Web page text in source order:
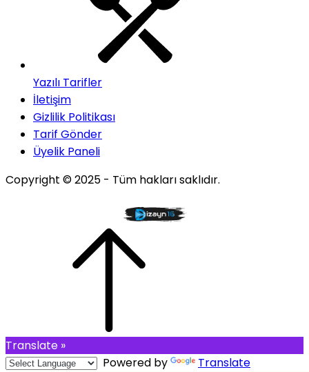
Yazılı Tarifler
İletişim
Gizlilik Politikası
Tarif Gönder
Üyelik Paneli
Copyright © 2025 - Tüm hakları saklıdır.
Translate »
Powered by
Translate